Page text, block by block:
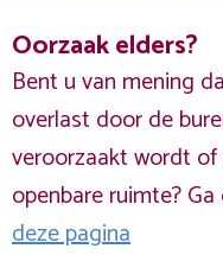
Oorzaak elders?
Bent u van mening
overlast door de
veroorzaakt wordt
openbare ruimte?
deze pagina